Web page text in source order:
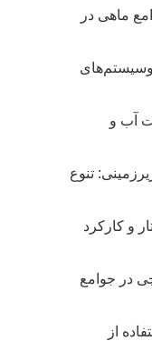
ماهی در
آب و
تنوع
و کارکرد
در جوامع
از